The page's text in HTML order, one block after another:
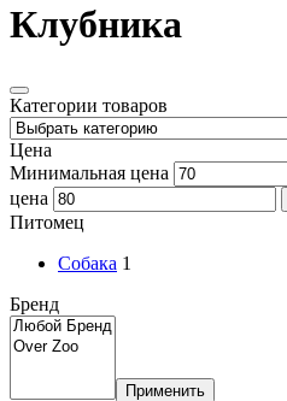
Клубника
Категории товаров
Цена
Минимальная цена
цена
Питомец
Собака 1
Бренд
Применить